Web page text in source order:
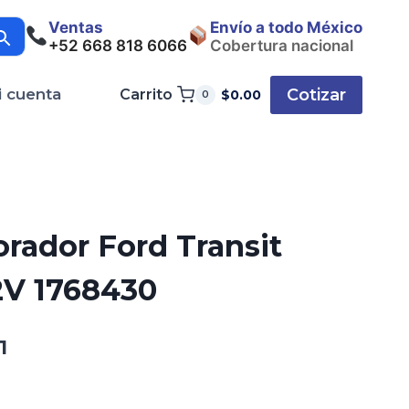
Ventas
+52 668 818 6066
Envío a todo México
Cobertura nacional
cuenta Carrito 0 $0.00 Cotizar
Ford Transit
1768430
El